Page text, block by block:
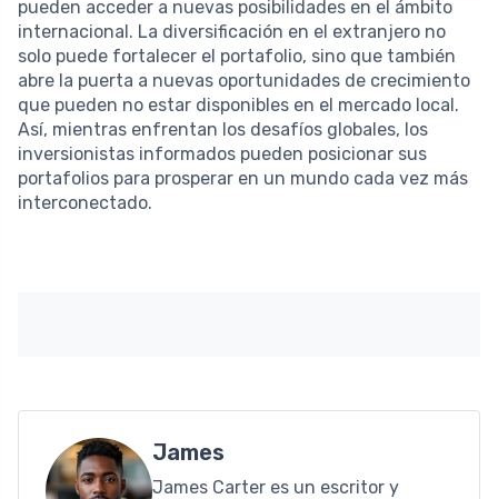
pueden acceder a nuevas posibilidades en el ámbito
internacional. La diversificación en el extranjero no
solo puede fortalecer el portafolio, sino que también
abre la puerta a nuevas oportunidades de crecimiento
que pueden no estar disponibles en el mercado local.
Así, mientras enfrentan los desafíos globales, los
inversionistas informados pueden posicionar sus
portafolios para prosperar en un mundo cada vez más
interconectado.
James
James Carter es un escritor y